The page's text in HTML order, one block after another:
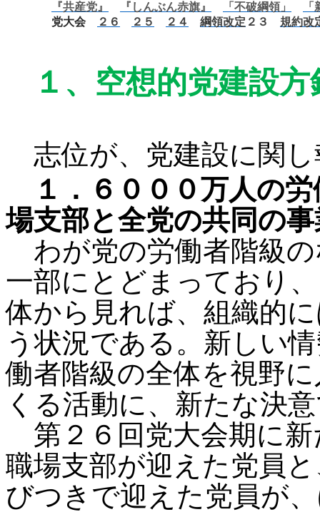
『共産党』 『しんぶん赤旗』 「不破綱領」
党大会
２６ ２５ ２４ 綱領改定 ２３ 規約改
１、 空想的党建設
志位が、党建設に関
１．６０００万人の
場支部と全党の共同の
わが党の労働者階級
一部にとどまっており
体から見れば、組織的
う状況である。新しい
働者階級の全体を視野
くる活動に、新たな決
第２６回党大会期に新
職場支部が迎えた党員
びつきで迎えた党員が